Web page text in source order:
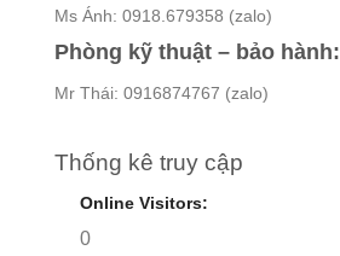
Ms Ánh: 0918.679358 (zalo)
Phòng kỹ thuật – bảo hành:
Mr Thái: 0916874767 (zalo)
Thống kê truy cập
Online Visitors:
0